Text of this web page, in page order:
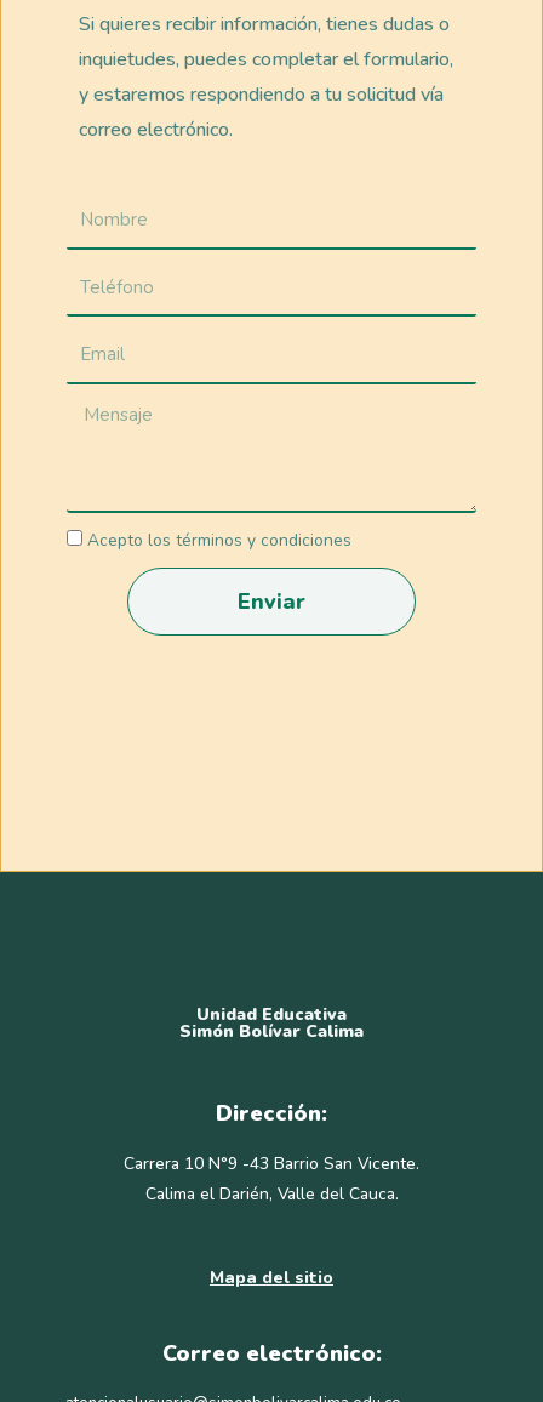
Si quieres recibir información, tienes dudas o
inquietudes, puedes completar el formulario,
y estaremos respondiendo a tu solicitud vía
correo electrónico.
Acepto los términos y condiciones
Enviar
Unidad Educativa
Simón Bolívar Calima
Dirección:
Carrera 10 N°9 -43 Barrio San Vicente.
Calima el Darién, Valle del Cauca.
Mapa del sitio
Correo electrónico: